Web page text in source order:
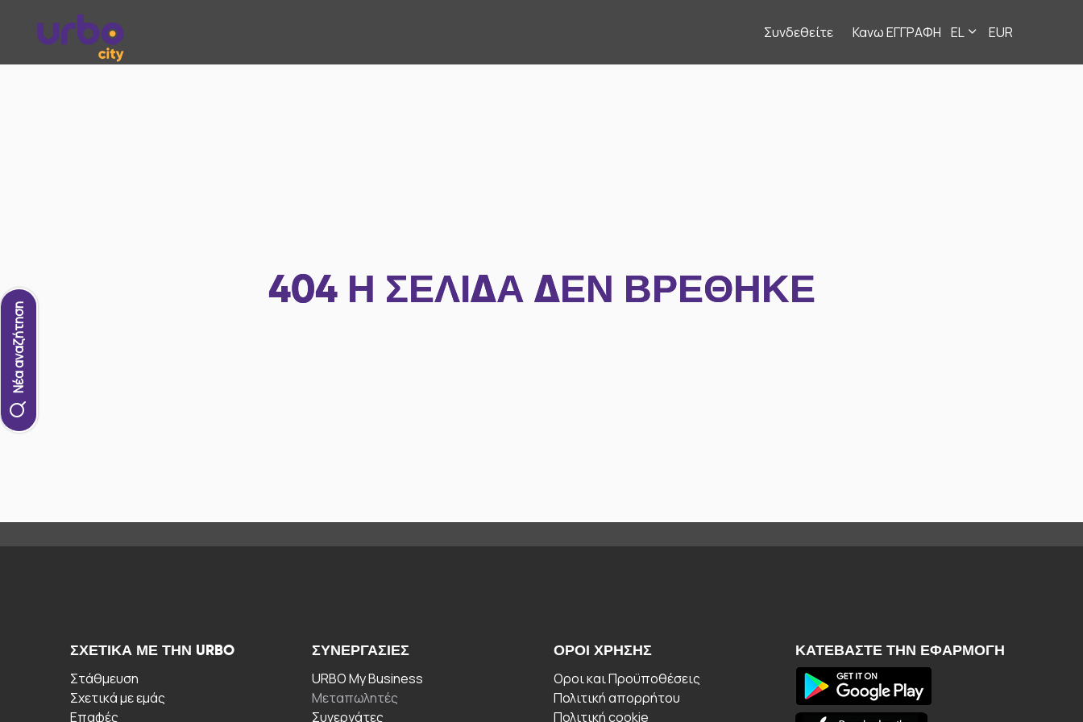
Συνδεθείτε Κανω ΕΓΓΡΑΦΗ EL EUR
Νέα αναζήτηση
404 Η ΣΕΛΊΔΑ ΔΕΝ ΒΡΈΘΗΚΕ
ΣΧΕΤΙΚΆ ΜΕ ΤΗΝ URBO
Στάθμευση
Σχετικά με εμάς
Επαφές
ΣΥΝΕΡΓΑΣΊΕΣ
URBO My Business
Μεταπωλητές
Συνεργάτες
ΟΡΟΙ ΧΡΉΣΗΣ
Οροι και Προϋποθέσεις
Πολιτική απορρήτου
Πολιτική cookie
ΚΑΤΕΒΆΣΤΕ ΤΗΝ ΕΦΑΡΜΟΓΉ